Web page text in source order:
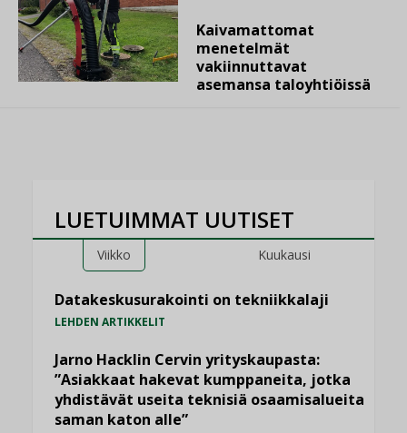
Kaivamattomat
menetelmät
vakiinnuttavat
asemansa taloyhtiöissä
LUETUIMMAT UUTISET
Viikko Kuukausi
Datakeskusurakointi on tekniikkalaji
LEHDEN ARTIKKELIT
Jarno Hacklin Cervin yrityskaupasta:
”Asiakkaat hakevat kumppaneita, jotka
yhdistävät useita teknisiä osaamisalueita
saman katon alle”